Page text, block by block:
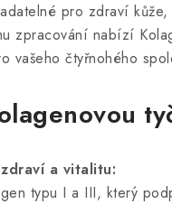
pro zdraví
zpracování nabízí
vašeho čtyřnohého
a vitalitu:
typu I a III, který